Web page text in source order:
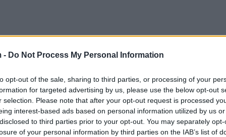
- Do Not Process My Personal Information
opt-out of the sale, sharing to third parties, or processing of your
for targeted advertising by us, please use the below opt-out
selection. Please note that after your opt-out request is processed
interest-based ads based on personal information utilized by us
to third parties prior to your opt-out. You may separately
of your personal information by third parties on the IAB’s list of
femrave. Në Holandë skuadrat dhe kampionatet e
e meshkujve. Kështu që unë bëj tifo për
të ardhshëm të vitit 2023.
nga një holandez si Arie Haan, i cili po ashtu
ka luajtur edhe më parë në Tiranë kundër